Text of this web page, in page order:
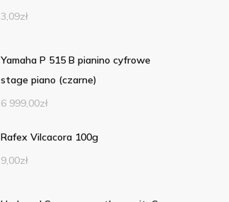
3,09zł
Yamaha P 515 B pianino cyfrowe
stage piano (czarne)
6 999,00zł
Rafex Vilcacora 100g
9,00zł